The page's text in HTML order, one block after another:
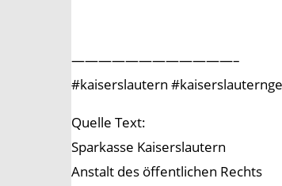
————————————–
#kaiserslautern
Quelle Text:
Sparkasse Kaiserslautern
Anstalt des öffentlichen Rechts